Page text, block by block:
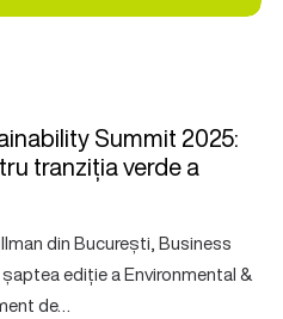
Summit 2025:
tranziția verde a
din București, Business
ediție a Environmental &
de…